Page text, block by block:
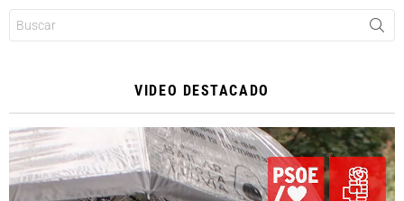
VIDEO DESTACADO
Reproductor
de
vídeo